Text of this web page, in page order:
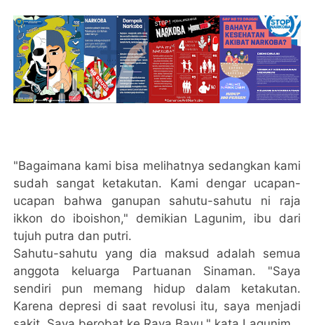
"Bagaimana kami bisa melihatnya sedangkan kami
sudah sangat ketakutan. Kami dengar ucapan-
ucapan bahwa ganupan sahutu-sahutu ni raja
ikkon do iboishon," demikian Lagunim, ibu dari
tujuh putra dan putri.
Sahutu-sahutu yang dia maksud adalah semua
anggota keluarga Partuanan Sinaman. "Saya
sendiri pun memang hidup dalam ketakutan.
Karena depresi di saat revolusi itu, saya menjadi